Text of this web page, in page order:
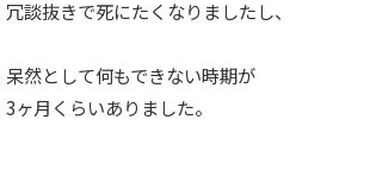
冗談抜きで死にたくなりましたし、
呆然として何もできない時期が
3ヶ月くらいありました。